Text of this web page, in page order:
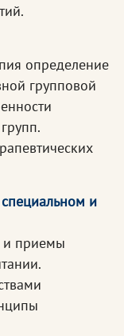
определение
групповой
специальном и
и приемы